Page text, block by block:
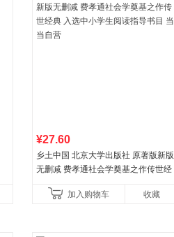
¥27.60
乡土中国 北京大学出版社 原著版新版
无删减 费孝通社会学奠基之作传世经
加入购物车 收藏